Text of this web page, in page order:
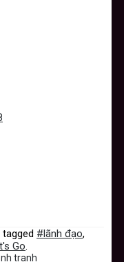
tagged #lãnh đạo,
Go.
tranh